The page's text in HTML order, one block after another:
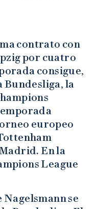
contrato con
por cuatro
consigue,
Bundesliga, la
europeo
En la
League
se